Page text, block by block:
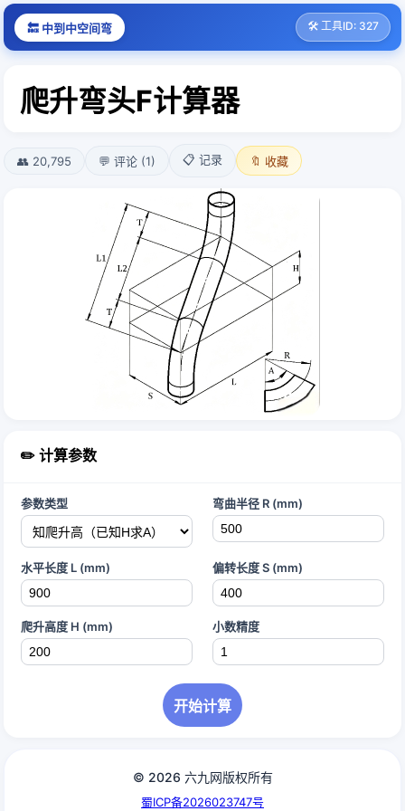
🔙 中到中空间弯 🛠️ 工具ID: 327
爬升弯头F计算器
👥 20,795 💬 评论 (1) 📋 记录 🔖 收藏
✏️ 计算参数
参数类型 弯曲半径 R (mm)
水平长度 L (mm) 偏转长度 S (mm)
爬升高度 H (mm) 小数精度
开始计算
© 2026 六九网版权所有
蜀ICP备2026023747号